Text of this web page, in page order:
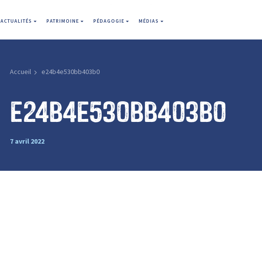
ACTUALITÉS PATRIMOINE PÉDAGOGIE MÉDIAS
Accueil e24b4e530bb403b0
e24b4e530bb403b0
7 avril 2022